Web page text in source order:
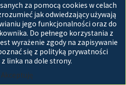
dodani do listy przyjaciół będą
znajdującej się w panelu
można szybko sprawdzić ich
wiadomość. Zależnie od
tych użytkowników mogą być
dodany do listy wrogów,
za pomocą cookies w celach
jak odwiedzający używają
jego funkcjonalności oraz do
Do pełnego korzystania z
wyrażenie zgody na zapisywanie
się z polityką prywatności
linka na dole strony.
Akceptuję